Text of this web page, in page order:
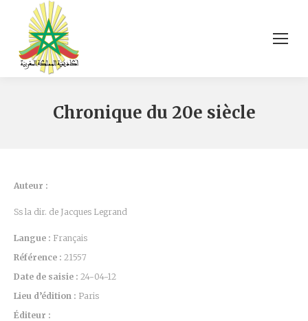
Chronique du 20e siècle
Auteur :
Ss la dir. de Jacques Legrand
Langue : Français
Référence : 21557
Date de saisie : 24-04-12
Lieu d’édition : Paris
Éditeur :